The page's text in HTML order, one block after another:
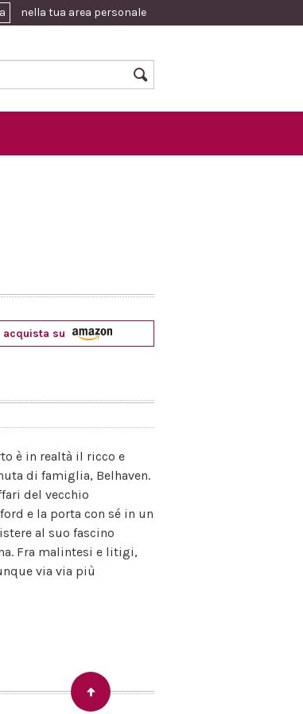
nella tua area personale
acquista su
è in realtà il ricco e
di famiglia, Belhaven.
del vecchio
e la porta con sé in un
al suo fascino
Fra malintesi e litigi,
via via più